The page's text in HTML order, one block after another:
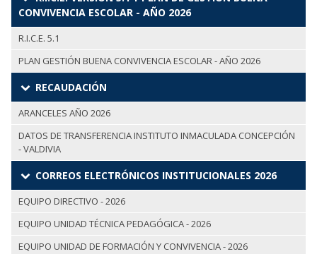
CONVIVENCIA ESCOLAR - AÑO 2026
R.I.C.E. 5.1
PLAN GESTIÓN BUENA CONVIVENCIA ESCOLAR - AÑO 2026
RECAUDACIÓN
ARANCELES AÑO 2026
DATOS DE TRANSFERENCIA INSTITUTO INMACULADA CONCEPCIÓN
- VALDIVIA
CORREOS ELECTRÓNICOS INSTITUCIONALES 2026
EQUIPO DIRECTIVO - 2026
EQUIPO UNIDAD TÉCNICA PEDAGÓGICA - 2026
EQUIPO UNIDAD DE FORMACIÓN Y CONVIVENCIA - 2026